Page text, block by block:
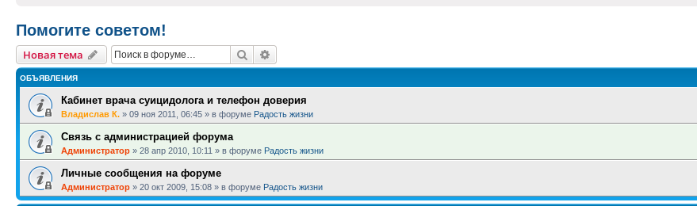
Помогите советом!
Новая тема Поиск
ОБЪЯВЛЕНИЯ
Кабинет врача суицидолога и телефон доверия
Владислав К. » 09 ноя 2011, 06:45 » в форуме Радость жизни
Связь с администрацией форума
Администратор » 28 апр 2010, 10:11 » в форуме Радость жизни
Личные сообщения на форуме
Администратор » 20 окт 2009, 15:08 » в форуме Радость жизни